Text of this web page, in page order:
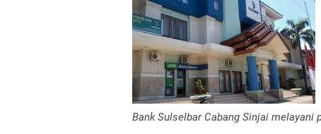
Bank Sulselbar Cabang Sinjai melayani